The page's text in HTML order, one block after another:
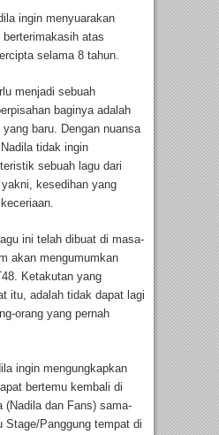
ingin menyuarakan
atas
selama 8 tahun.
menjadi sebuah
baginya adalah
baru. Dengan nuansa
tidak ingin
sebuah lagu dari
kesedihan yang
ini telah dibuat di masa-
akan mengumumkan
Ketakutan yang
itu, adalah tidak dapat lagi
orang yang pernah
ingin mengungkapkan
bertemu kembali di
(Nadila dan Fans) sama-
Stage/Panggung tempat di